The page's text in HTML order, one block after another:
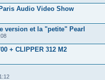
Audio Video Show
version et la "petite" Pearl
+ CLIPPER 312 M2